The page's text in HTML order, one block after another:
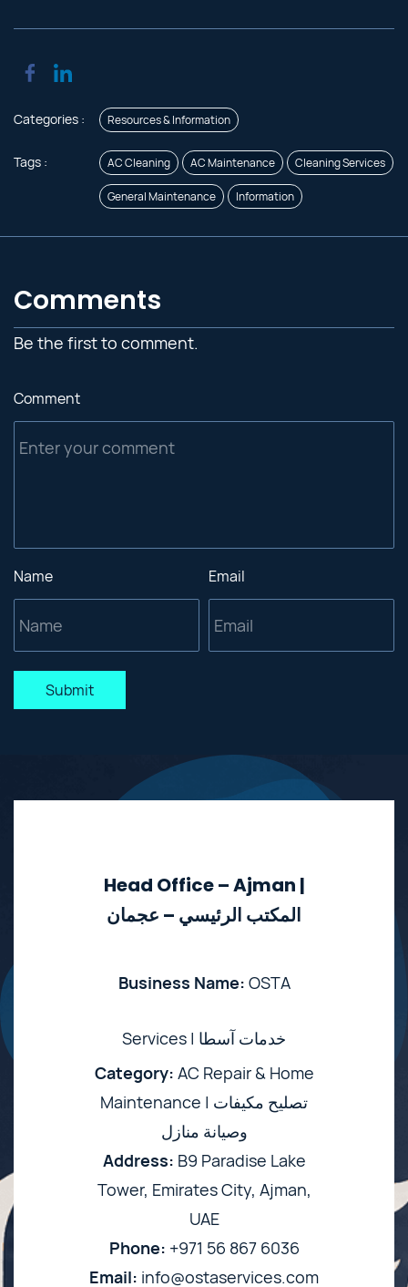
Categories : Resources & Information
Tags : AC Cleaning AC Maintenance Cleaning Services
General Maintenance Information
Comments
Be the first to comment.
Comment
Name Email
Submit
Head Office – Ajman |
المكتب الرئيسي – عجمان
Business Name: OSTA
Services | خدمات آسطا
Category: AC Repair & Home
Maintenance | تصليح مكيفات
وصيانة منازل
Address: B9 Paradise Lake
Tower, Emirates City, Ajman,
UAE
Phone: +971 56 867 6036
Email: info@ostaservices.com